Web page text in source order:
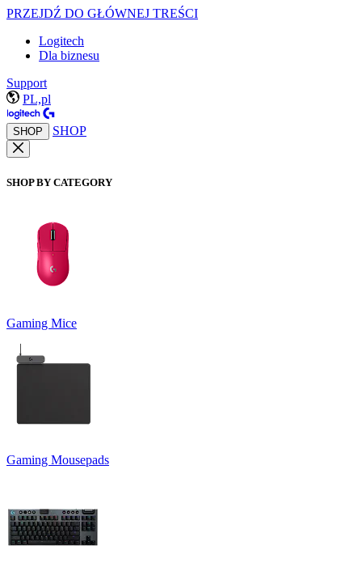
PRZEJDŹ DO GŁÓWNEJ TREŚCI
Logitech
Dla biznesu
Support
PL,pl
SHOP SHOP
SHOP BY CATEGORY
Gaming Mice
Gaming Mousepads